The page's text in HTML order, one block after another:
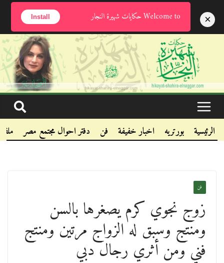
الأحد, أغسطس 9, 2026
.
.
.
الرئيسية بورتريه اخبار خفيفة فن دفتر احوال مجتمع مصر
فن
زوج نجوي كرم يصغرها بالسن
ومنتج وسبق له الزواج مرتين ومنتج
فني ومن أثري رجال دبي
Welcome to حكايات شهيرة النجار Install ×